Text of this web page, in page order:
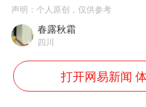
声明：个人原创，仅供参考
春露秋霜
四川
打开网易新闻